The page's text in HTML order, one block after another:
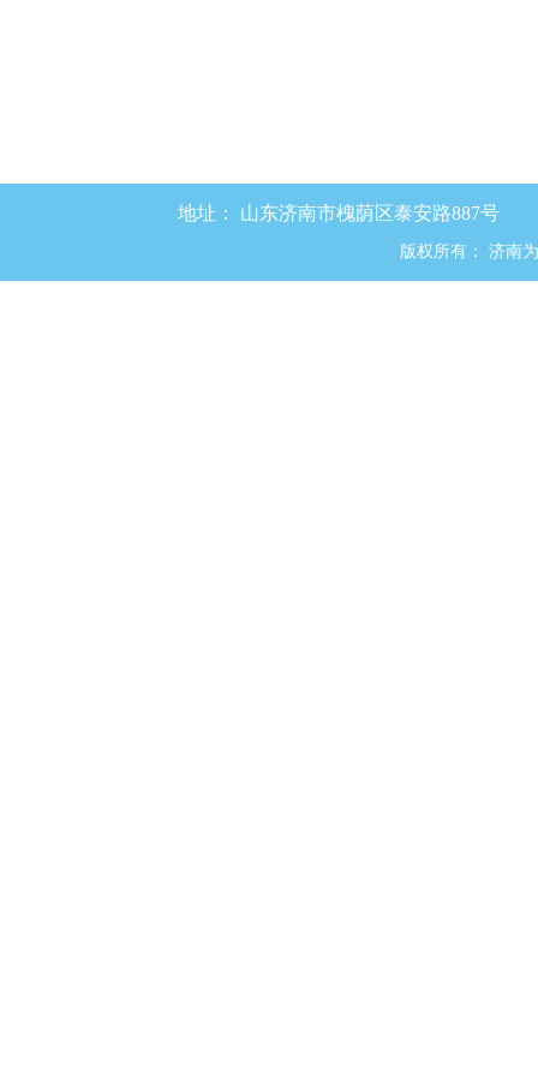
地址： 山东济南市槐荫区泰安路887号
版权所有： 济南